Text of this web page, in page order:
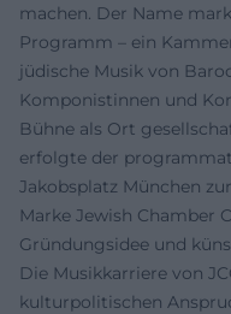
machen. Der Name
Programm – ein
jüdische Musik von
Komponistinnen und
Bühne als Ort
erfolgte der
Jakobsplatz München
Marke Jewish Chamber
Gründungsidee und
Die Musikkarriere von
kulturpolitischen